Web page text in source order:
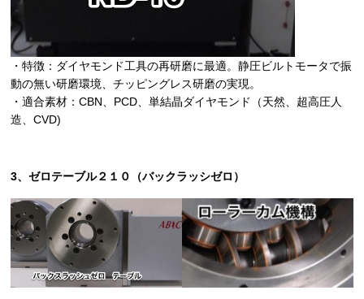
・特徴：ダイヤモンド工具の再研磨に最適。静圧ビルトモータで振
動の無い研磨環境、チッピングレス研磨の実現。
・適合素材：CBN、PCD、単結晶ダイヤモンド（天然、超高圧人
造、CVD)
3、ゼロテーブル２１０（バックラッシゼロ）